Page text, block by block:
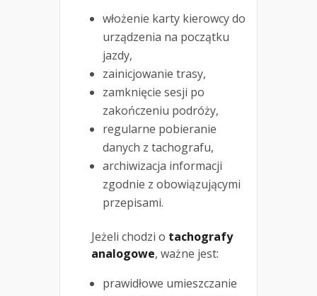
włożenie karty kierowcy do
urządzenia na początku
jazdy,
zainicjowanie trasy,
zamknięcie sesji po
zakończeniu podróży,
regularne pobieranie
danych z tachografu,
archiwizacja informacji
zgodnie z obowiązującymi
przepisami.
Jeżeli chodzi o tachografy
analogowe, ważne jest:
prawidłowe umieszczanie